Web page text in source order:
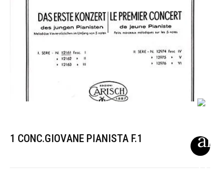
1 CONC.GIOVANE PIANISTA F.1